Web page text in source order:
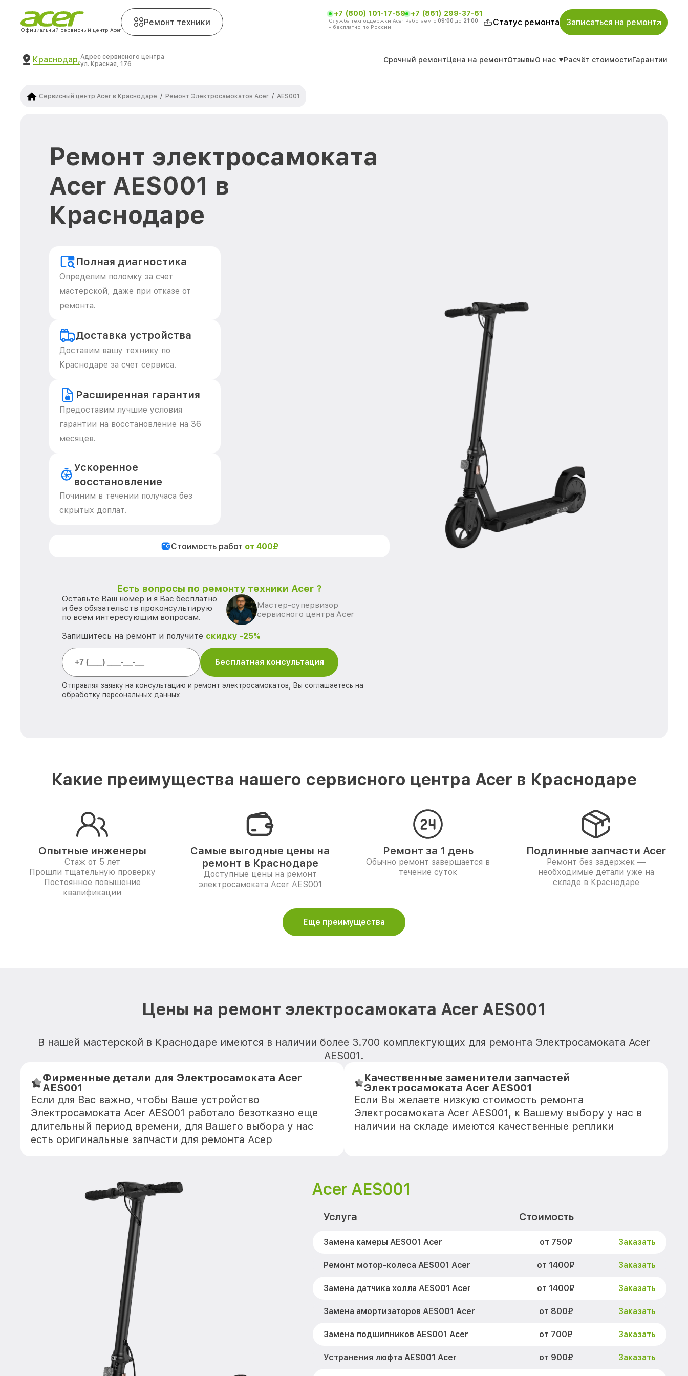
Официальный сервисный центр Acer
Ремонт техники
+7 (800) 101-17-59
Служба техподдержки Acer
- бесплатно по России
+7 (861) 299-37-61
Работаем с 09:00 до 21:00 Статус ремонта Записаться на ремонт
Краснодар,Адрес сервисного центра
ул. Красная, 176
Срочный ремонтЦена на ремонтОтзывыО нас Расчёт стоимостиГарантии
Сервисный центр Acer в Краснодаре / Ремонт Электросамокатов Acer / AES001
Ремонт электросамоката
Acer AES001 в
Краснодаре
Полная диагностика
Определим поломку за счет
мастерской, даже при отказе от
ремонта.
Доставка устройства
Доставим вашу технику по
Краснодаре за счет сервиса.
Расширенная гарантия
Предоставим лучшие условия
гарантии на восстановление на 36
месяцев.
Ускоренное
восстановление
Починим в течении получаса без
скрытых доплат.
Стоимость работ от 400₽
Есть вопросы по ремонту техники Acer ?
Оставьте Ваш номер и я Вас бесплатно
и без обязательств проконсультирую
по всем интересующим вопросам.
Мастер-супервизор
сервисного центра Acer
Запишитесь на ремонт и получите скидку -25%
Бесплатная консультация
Отправляя заявку на консультацию и ремонт электросамокатов, Вы соглашаетесь на
обработку персональных данных
Какие преимущества нашего сервисного центра Acer в Краснодаре
Опытные инженеры
Стаж от 5 лет
Прошли тщательную проверку
Постоянное повышение
квалификации
Самые выгодные цены на
ремонт в Краснодаре
Доступные цены на ремонт
электросамоката Acer AES001
Ремонт за 1 день
Обычно ремонт завершается в
течение суток
Подлинные запчасти Acer
Ремонт без задержек —
необходимые детали уже на
складе в Краснодаре
Еще преимущества
Цены на ремонт электросамоката Acer AES001
В нашей мастерской в Краснодаре имеются в наличии более 3.700 комплектующих для ремонта Электросамоката Acer
AES001.
Фирменные детали для Электросамоката Acer
AES001
Если для Вас важно, чтобы Ваше устройство
Электросамоката Acer AES001 работало безотказно еще
длительный период времени, для Вашего выбора у нас
есть оригинальные запчасти для ремонта Асер
Качественные заменители запчастей
Электросамоката Acer AES001
Если Вы желаете низкую стоимость ремонта
Электросамоката Acer AES001, к Вашему выбору у нас в
наличии на складе имеются качественные реплики
Acer AES001
Услуга Стоимость
Замена камеры AES001 Acer от 750₽ Заказать
Ремонт мотор-колеса AES001 Acer от 1400₽ Заказать
Замена датчика холла AES001 Acer от 1400₽ Заказать
Замена амортизаторов AES001 Acer от 800₽ Заказать
Замена подшипников AES001 Acer от 700₽ Заказать
Устранения люфта AES001 Acer от 900₽ Заказать